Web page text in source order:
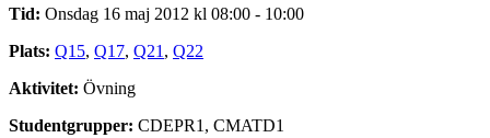
Tid: Onsdag 16 maj 2012 kl 08:00 - 10:00
Plats: Q15, Q17, Q21 , Q22
Aktivitet: Övning
Studentgrupper: CDEPR1, CMATD1